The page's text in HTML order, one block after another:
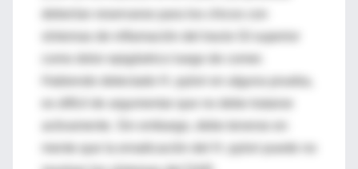
síntomas de inflamación del tracto GI superior
como dolor epigástrico luego de comer.
Habiendo detectado H. pylori en alguna prueba,
es difícil de argumentar que no debe tratarse
activamente. Sin embargo, debe tenerse en